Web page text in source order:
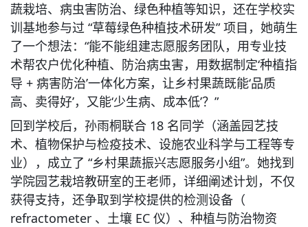
蔬栽培、病虫害防治、绿色种植等知识，还在学校实
训基地参与过 “草莓绿色种植技术研发” 项目，她萌生
了一个想法：“能不能组建志愿服务团队，用专业技
术帮农户优化种植、防治病虫害，用数据制定‘种植指
导 + 病害防治’一体化方案，让乡村果蔬既能‘品质
高、卖得好’，又能‘少生病、成本低’？”
回到学校后，孙雨桐联合 18 名同学（涵盖园艺技
术、植物保护与检疫技术、设施农业科学与工程等专
业），成立了 “乡村果蔬振兴志愿服务小组”。她找到
学院园艺栽培教研室的王老师，详细阐述计划，不仅
获得支持，还争取到学校提供的检测设备（
refractometer 、土壤 EC 仪）、种植与防治物资